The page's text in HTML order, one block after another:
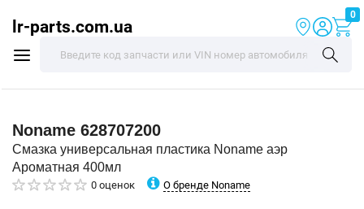
lr-parts.com.ua
0
Noname 628707200
Смазка универсальная пластика Noname аэр
Ароматная 400мл
0 оценок О бренде Noname